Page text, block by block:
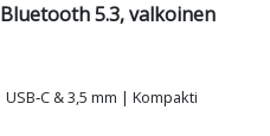
5.3, valkoinen
& 3,5 mm | Kompakti